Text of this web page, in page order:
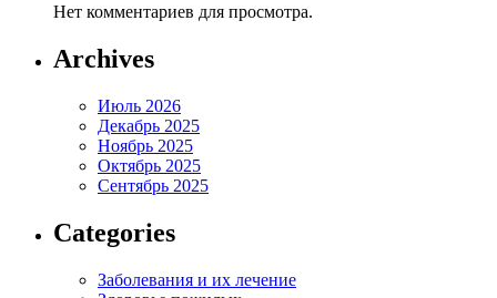
Нет комментариев для просмотра.
Archives
Июль 2026
Декабрь 2025
Ноябрь 2025
Октябрь 2025
Сентябрь 2025
Categories
Заболевания и их лечение